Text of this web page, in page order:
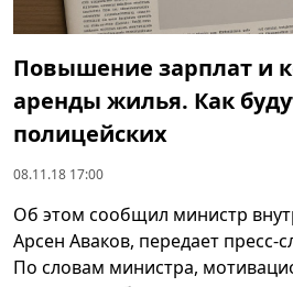
Повышение зарплат и
аренды жилья. Как
полицейских
08.11.18 17:00
Об этом сообщил министр
Арсен Аваков, передает пресс-
По словам министра,